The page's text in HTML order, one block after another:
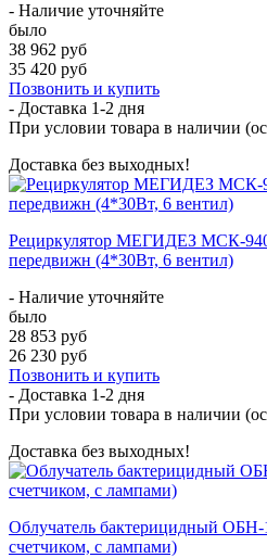
- Наличие уточняйте
было
38 962 руб
35 420 руб
Позвонить и купить
- Доставка 1-2 дня
При условии товара в наличии
Доставка без выходных!
Рециркулятор МЕГИДЕЗ МСК-
передвижн (4*30Вт, 6 вентил)
- Наличие уточняйте
было
28 853 руб
26 230 руб
Позвонить и купить
- Доставка 1-2 дня
При условии товара в наличии
Доставка без выходных!
Облучатель бактерицидный
счетчиком, с лампами)